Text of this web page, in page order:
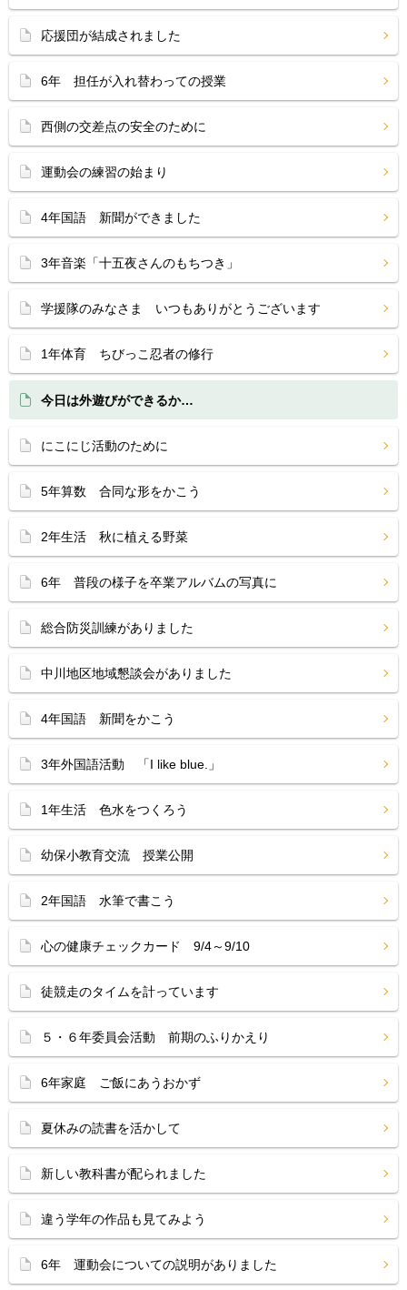
応援団が結成されました
6年 担任が入れ替わっての授業
西側の交差点の安全のために
運動会の練習の始まり
4年国語 新聞ができました
3年音楽「十五夜さんのもちつき」
学援隊のみなさま いつもありがとうございます
1年体育 ちびっこ忍者の修行
今日は外遊びができるか…
にこにじ活動のために
5年算数 合同な形をかこう
2年生活 秋に植える野菜
6年 普段の様子を卒業アルバムの写真に
総合防災訓練がありました
中川地区地域懇談会がありました
4年国語 新聞をかこう
3年外国語活動 「I like blue.」
1年生活 色水をつくろう
幼保小教育交流 授業公開
2年国語 水筆で書こう
心の健康チェックカード 9/4～9/10
徒競走のタイムを計っています
５・６年委員会活動 前期のふりかえり
6年家庭 ご飯にあうおかず
夏休みの読書を活かして
新しい教科書が配られました
違う学年の作品も見てみよう
6年 運動会についての説明がありました